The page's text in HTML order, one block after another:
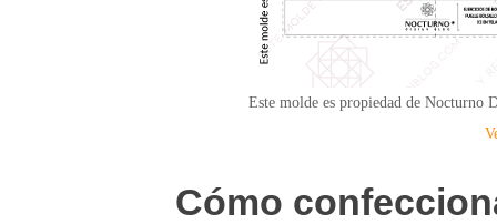
Este molde es propiedad de Nocturno
Cómo